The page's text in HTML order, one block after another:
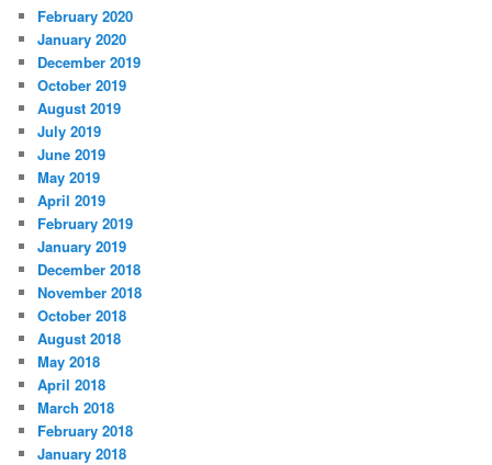
February 2020
January 2020
December 2019
October 2019
August 2019
July 2019
June 2019
May 2019
April 2019
February 2019
January 2019
December 2018
November 2018
October 2018
August 2018
May 2018
April 2018
March 2018
February 2018
January 2018